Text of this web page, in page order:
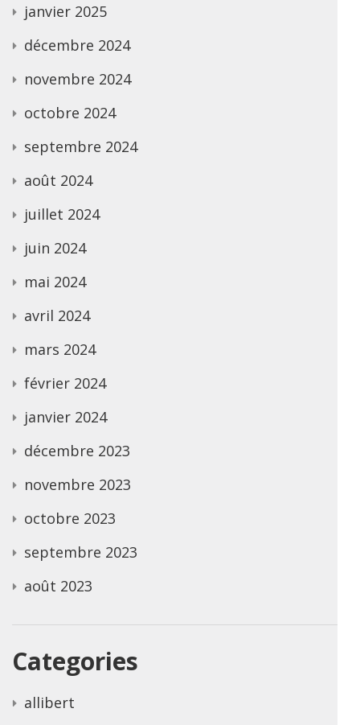
janvier 2025
décembre 2024
novembre 2024
octobre 2024
septembre 2024
août 2024
juillet 2024
juin 2024
mai 2024
avril 2024
mars 2024
février 2024
janvier 2024
décembre 2023
novembre 2023
octobre 2023
septembre 2023
août 2023
Categories
allibert